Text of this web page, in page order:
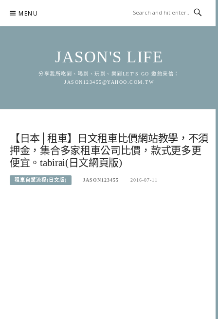
content
MENU
JASON'S LIFE
分享我所吃到、喝到、玩到、樂到LET'S GO 邀約來信：
JASON123455@YAHOO.COM.TW
【日本│租車】日文租車比價網站教學，不須
押金，集合多家租車公司比價，款式更多更
便宜。tabirai(日文網頁版)
租車自駕流程(日文版) JASON123455 2016-07-11